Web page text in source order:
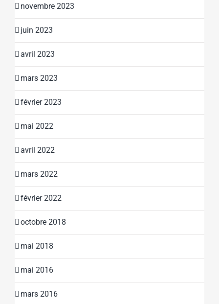
novembre 2023
juin 2023
avril 2023
mars 2023
février 2023
mai 2022
avril 2022
mars 2022
février 2022
octobre 2018
mai 2018
mai 2016
mars 2016